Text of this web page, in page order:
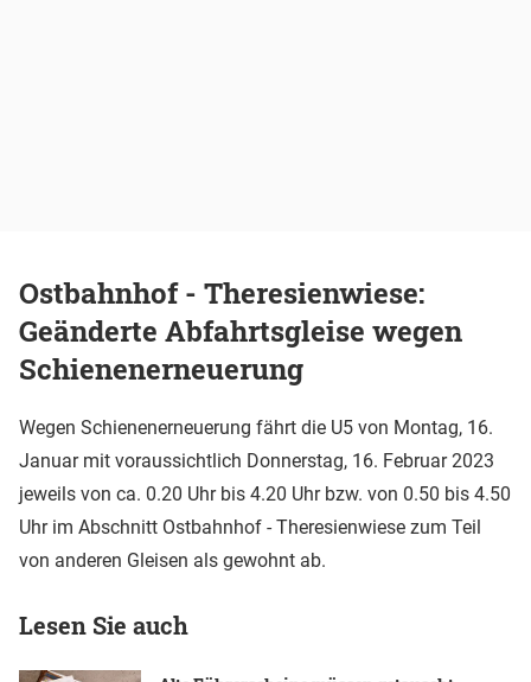
Ostbahnhof - Theresienwiese:
Geänderte Abfahrtsgleise wegen
Schienenerneuerung
Wegen Schienenerneuerung fährt die U5 von Montag, 16.
Januar mit voraussichtlich Donnerstag, 16. Februar 2023
jeweils von ca. 0.20 Uhr bis 4.20 Uhr bzw. von 0.50 bis 4.50
Uhr im Abschnitt Ostbahnhof - Theresienwiese zum Teil
von anderen Gleisen als gewohnt ab.
Lesen Sie auch